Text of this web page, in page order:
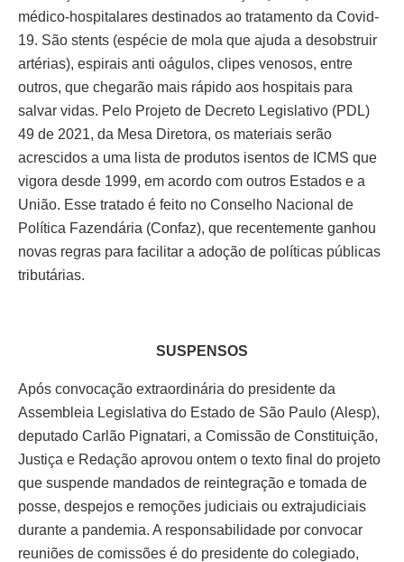
médico-hospitalares destinados ao tratamento da Covid-
19. São stents (espécie de mola que ajuda a desobstruir
artérias), espirais anti oágulos, clipes venosos, entre
outros, que chegarão mais rápido aos hospitais para
salvar vidas. Pelo Projeto de Decreto Legislativo (PDL)
49 de 2021, da Mesa Diretora, os materiais serão
acrescidos a uma lista de produtos isentos de ICMS que
vigora desde 1999, em acordo com outros Estados e a
União. Esse tratado é feito no Conselho Nacional de
Política Fazendária (Confaz), que recentemente ganhou
novas regras para facilitar a adoção de políticas públicas
tributárias.
SUSPENSOS
Após convocação extraordinária do presidente da
Assembleia Legislativa do Estado de São Paulo (Alesp),
deputado Carlão Pignatari, a Comissão de Constituição,
Justiça e Redação aprovou ontem o texto final do projeto
que suspende mandados de reintegração e tomada de
posse, despejos e remoções judiciais ou extrajudiciais
durante a pandemia. A responsabilidade por convocar
reuniões de comissões é do presidente do colegiado,